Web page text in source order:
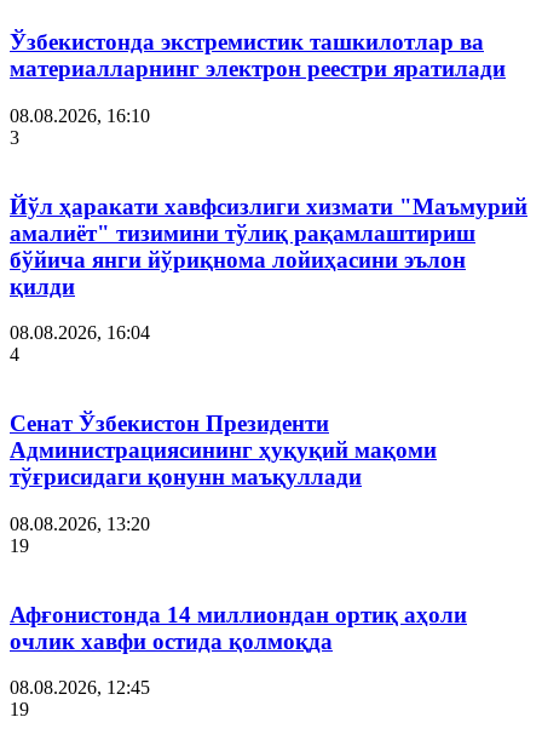
Ўзбекистонда экстремистик ташкилотлар ва
материалларнинг электрон реестри яратилади
08.08.2026, 16:10
3
Йўл ҳаракати хавфсизлиги хизмати "Маъмурий
амалиёт" тизимини тўлиқ рақамлаштириш
бўйича янги йўриқнома лойиҳасини эълон
қилди
08.08.2026, 16:04
4
Сенат Ўзбекистон Президенти
Администрациясининг ҳуқуқий мақоми
тўғрисидаги қонунн маъқуллади
08.08.2026, 13:20
19
Афғонистонда 14 миллиондан ортиқ аҳоли
очлик хавфи остида қолмоқда
08.08.2026, 12:45
19